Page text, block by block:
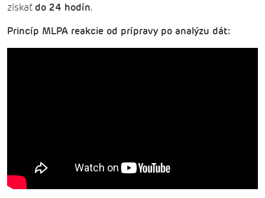
získať do 24 hodín.
Princíp MLPA reakcie od prípravy po analýzu dát: